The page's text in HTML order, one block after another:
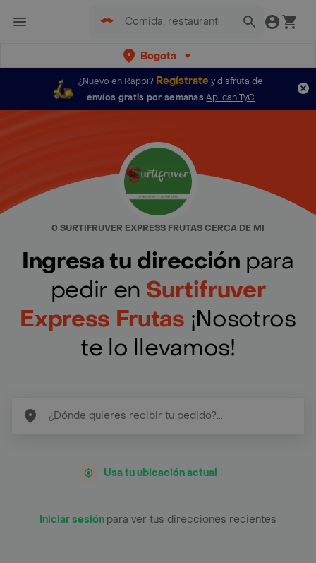
Bogotá
¿Nuevo en Rappi? Regístratey disfruta de
envíos gratis por semanas Aplican TyC
0 SURTIFRUVER EXPRESS FRUTAS CERCA DE MI
Ingresa tu dirección para
pedir en Surtifruver
Express Frutas ¡Nosotros
te lo llevamos!
Usa tu ubicación actual
Iniciar sesión para ver tus direcciones recientes